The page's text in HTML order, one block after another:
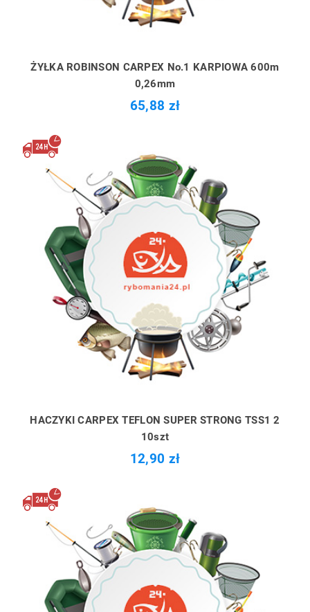
ŻYŁKA ROBINSON CARPEX No.1 KARPIOWA 600m
0,26mm
65,88 zł
HACZYKI CARPEX TEFLON SUPER STRONG TSS1 2
10szt
12,90 zł